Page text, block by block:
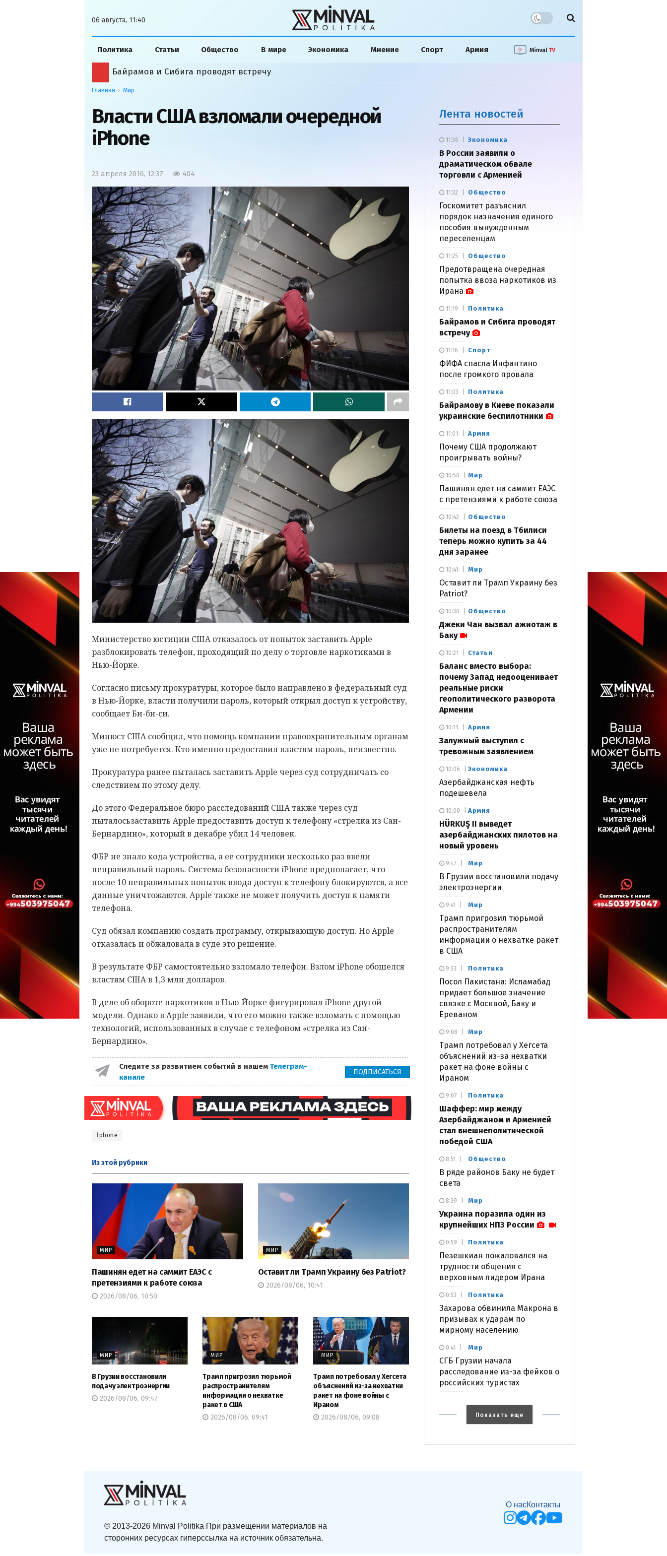
06 августа, 11:40
Политика Статьи Общество В мире Экономика Мнение Спорт Армия
Байрамов и Сибига проводят встречу
Главная Мир
Власти США взломали очередной
iPhone
23 апреля 2016, 12:37 404
Министерство юстиции США отказалось от попыток заставить Apple
разблокировать телефон, проходящий по делу о торговле наркотиками в
Нью-Йорке.
Согласно письму прокуратуры, которое было направлено в федеральный суд
в Нью-Йорке, власти получили пароль, который открыл доступ к устройству,
сообщает Би-би-си.
Минюст США сообщил, что помощь компании правоохранительным органам
уже не потребуется. Кто именно предоставил властям пароль, неизвестно.
Прокуратура ранее пыталась заставить Apple через суд сотрудничать со
следствием по этому делу.
До этого Федеральное бюро расследований США также через суд
пыталосьзаставить Apple предоставить доступ к телефону «стрелка из Сан-
Бернардино», который в декабре убил 14 человек.
ФБР не знало кода устройства, а ее сотрудники несколько раз ввели
неправильный пароль. Система безопасности iPhone предполагает, что
после 10 неправильных попыток ввода доступ к телефону блокируются, а все
данные уничтожаются. Apple также не может получить доступ к памяти
телефона.
Суд обязал компанию создать программу, открывающую доступ. Но Apple
отказалась и обжаловала в суде это решение.
В результате ФБР самостоятельно взломало телефон. Взлом iPhone обошелся
властям США в 1,3 млн долларов.
В деле об обороте наркотиков в Нью-Йорке фигурировал iPhone другой
модели. Однако в Apple заявили, что его можно также взломать с помощью
технологий, использованных в случае с телефоном «стрелка из Сан-
Бернардино».
Следите за развитием событий в нашем Телеграм-
канале
ПОДПИСАТЬСЯ
İphone
Из этой рубрики
МИР
Пашинян едет на саммит ЕАЭС с
претензиями к работе союза
2026/08/06, 10:50
МИР
Оставит ли Трамп Украину без Patriot?
2026/08/06, 10:41
МИР
В Грузии восстановили
подачу электроэнергии
2026/08/06, 09:47
МИР
Трамп пригрозил тюрьмой
распространителям
информации о нехватке
ракет в США
2026/08/06, 09:41
МИР
Трамп потребовал у Хегсета
объяснений из-за нехватки
ракет на фоне войны с
Ираном
2026/08/06, 09:08
Лента новостей
Экономика
В России заявили о
драматическом обвале
торговли с Арменией
11:36
Общество
Госкомитет разъяснил
порядок назначения единого
пособия вынужденным
переселенцам
11:32
Общество
Предотвращена очередная
попытка ввоза наркотиков из
Ирана
11:25
Политика
Байрамов и Сибига проводят
встречу
11:19
Спорт
ФИФА спасла Инфантино
после громкого провала
11:16
Политика
Байрамову в Киеве показали
украинские беспилотники
11:03
Армия
Почему США продолжают
проигрывать войны?
11:01
Мир
Пашинян едет на саммит ЕАЭС
с претензиями к работе союза
10:50
Общество
Билеты на поезд в Тбилиси
теперь можно купить за 44
дня заранее
10:42
Мир
Оставит ли Трамп Украину без
Patriot?
10:41
Общество
Джеки Чан вызвал ажиотаж в
Баку
10:30
Статьи
Баланс вместо выбора:
почему Запад недооценивает
реальные риски
геополитического разворота
Армении
10:21
Армия
Залужный выступил с
тревожным заявлением
10:11
Экономика
Азербайджанская нефть
подешевела
10:06
Армия
HÜRKUŞ II выведет
азербайджанских пилотов на
новый уровень
10:00
Мир
В Грузии восстановили подачу
электроэнергии
9:47
Мир
Трамп пригрозил тюрьмой
распространителям
информации о нехватке ракет
в США
9:41
Политика
Посол Пакистана: Исламабад
придает большое значение
связке с Москвой, Баку и
Ереваном
9:33
Мир
Трамп потребовал у Хегсета
объяснений из-за нехватки
ракет на фоне войны с
Ираном
9:08
Политика
Шаффер: мир между
Азербайджаном и Арменией
стал внешнеполитической
победой США
9:07
Общество
В ряде районов Баку не будет
света
8:51
Мир
Украина поразила один из
крупнейших НПЗ России
8:39
Политика
Пезешкиан пожаловался на
трудности общения с
верховным лидером Ирана
0:59
Политика
Захарова обвинила Макрона в
призывах к ударам по
мирному населению
0:53
Мир
СГБ Грузии начала
расследование из-за фейков о
российских туристах
0:41
Показать еще
© 2013-2026 Minval Politika При размещении материалов на
сторонних ресурсах гиперссылка на источник обязательна.
О насКонтакты